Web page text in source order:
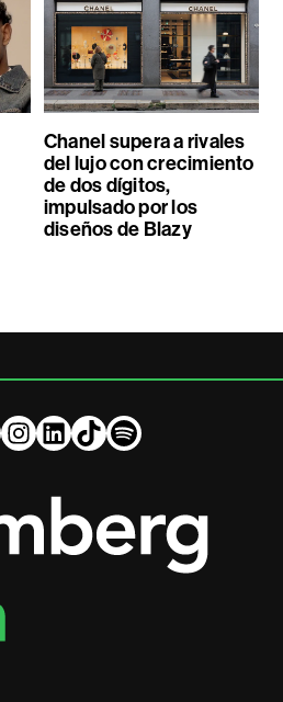
Chanel supera a rivales
del lujo con crecimiento
de dos dígitos,
impulsado por los
diseños de Blazy